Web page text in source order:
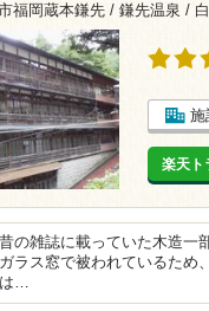
福岡蔵本鎌先 / 鎌先温泉 /
施
楽天ト
昔の雑誌に載っていた木造一
ガラス窓で被われているため
は…